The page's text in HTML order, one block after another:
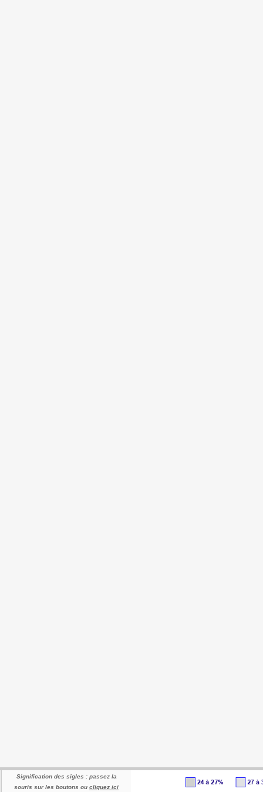
Signification des sigles : passez la
souris sur les boutons ou cliquez ici